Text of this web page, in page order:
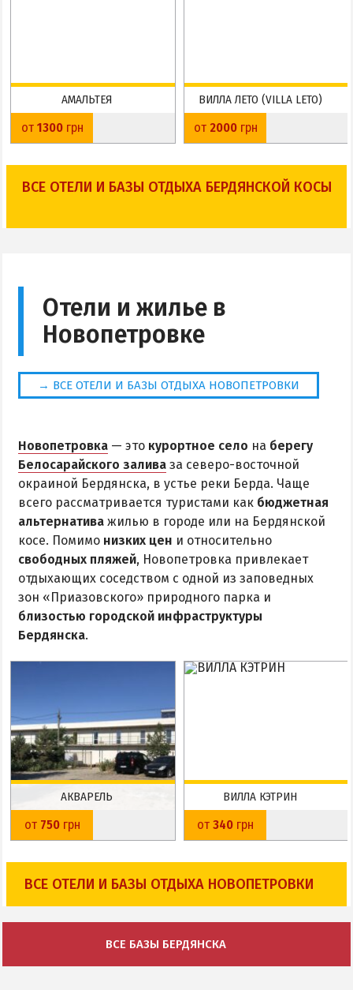
АМАЛЬТЕЯ
Ближняя коса
До пляжа: 30 м
На карте
от 1300грн
ВИЛЛА ЛЕТО (VILLA LETO)
Средняя коса
До пляжа: 200 м
На карте
от 2000грн
ВСЕ ОТЕЛИ И БАЗЫ ОТДЫХА БЕРДЯНСКОЙ КОСЫ
Отели и жилье в
Новопетровке
→ ВСЕ ОТЕЛИ И БАЗЫ ОТДЫХА НОВОПЕТРОВКИ
Новопетровка — это курортное село на берегу
Белосарайского залива за северо-восточной
окраиной Бердянска, в устье реки Берда. Чаще
всего рассматривается туристами как бюджетная
альтернатива жилью в городе или на Бердянской
косе. Помимо низких цен и относительно
свободных пляжей, Новопетровка привлекает
отдыхающих соседством с одной из заповедных
зон «Приазовского» природного парка и
близостью городской инфраструктуры
Бердянска.
АКВАРЕЛЬ
Новопетровка
До пляжа: 50 м
На карте
от 750грн
ВИЛЛА КЭТРИН
Новопетровка
До пляжа: 100 м
На карте
от 340 грн
ВСЕ ОТЕЛИ И БАЗЫ ОТДЫХА НОВОПЕТРОВКИ
ВСЕ БАЗЫ БЕРДЯНСКА